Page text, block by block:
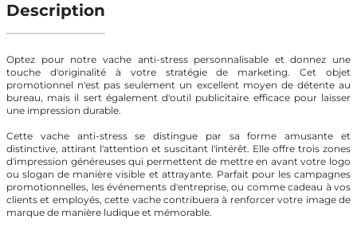
Description
Optez pour notre vache anti-stress personnalisable et donnez une
touche d'originalité à votre stratégie de marketing. Cet objet
promotionnel n'est pas seulement un excellent moyen de détente au
bureau, mais il sert également d'outil publicitaire efficace pour laisser
une impression durable.
Cette vache anti-stress se distingue par sa forme amusante et
distinctive, attirant l'attention et suscitant l'intérêt. Elle offre trois zones
d'impression généreuses qui permettent de mettre en avant votre logo
ou slogan de manière visible et attrayante. Parfait pour les campagnes
promotionnelles, les événements d'entreprise, ou comme cadeau à vos
clients et employés, cette vache contribuera à renforcer votre image de
marque de manière ludique et mémorable.